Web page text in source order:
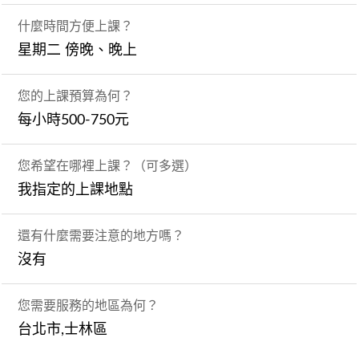
什麼時間方便上課？
星期二 傍晚、晚上
您的上課預算為何？
每小時500-750元
您希望在哪裡上課？（可多選）
我指定的上課地點
還有什麼需要注意的地方嗎？
沒有
您需要服務的地區為何？
台北市,士林區